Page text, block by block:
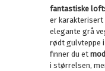
fantastiske
er karakterisert
elegante grå
rødt gulvteppe
finner du et
i størrelsen,